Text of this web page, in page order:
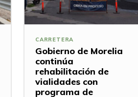
CARRETERA
Gobierno de Morelia
continúa
rehabilitación de
vialidades con
programa de